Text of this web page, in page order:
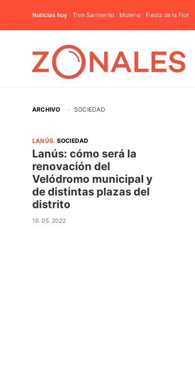
Noticias hoy Tren Sarmiento Moreno Fiesta de la Flor
ARCHIVO · SOCIEDAD
LANÚS. SOCIEDAD
Lanús: cómo será la
renovación del
Velódromo municipal y
de distintas plazas del
distrito
16. 05. 2022